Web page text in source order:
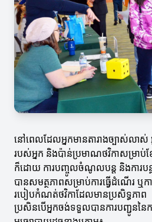
នៅពេលដែលអ្នកមានតារាងច្បាស់លាស់
របស់អ្នក និងប៉ាន់ប្រមាណថវិកាសម្រាប់
ក៏ដោយ ការបញ្ចូលចំណូលបន្ត និងការប
បានសមត្ថភាពសម្រាប់ការធ្វើដំណើរ
របៀបកំណត់ថវិកាដែលមានប្រសិទ្ធភាព
ប្រសិនបើអ្នកចង់ទទួលបានការបញ្ជូននៃ